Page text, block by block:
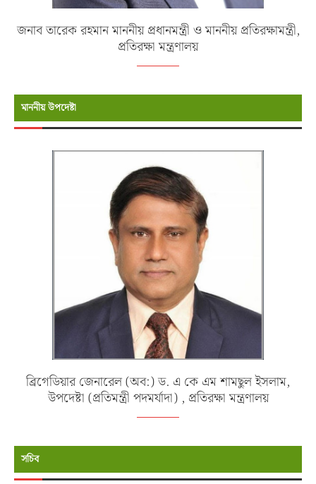
জনাব তারেক রহমান মাননীয় প্রধানমন্ত্রী ও মাননীয় প্রতিরক্ষামন্ত্রী,
প্রতিরক্ষা মন্ত্রণালয়
মাননীয় উপদেষ্টা
ব্রিগেডিয়ার জেনারেল (অব:) ড. এ কে এম শামছুল ইসলাম,
উপদেষ্টা (প্রতিমন্ত্রী পদমর্যাদা) , প্রতিরক্ষা মন্ত্রণালয়
সচিব